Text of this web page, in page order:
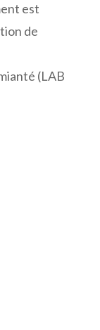
est
de
(LAB